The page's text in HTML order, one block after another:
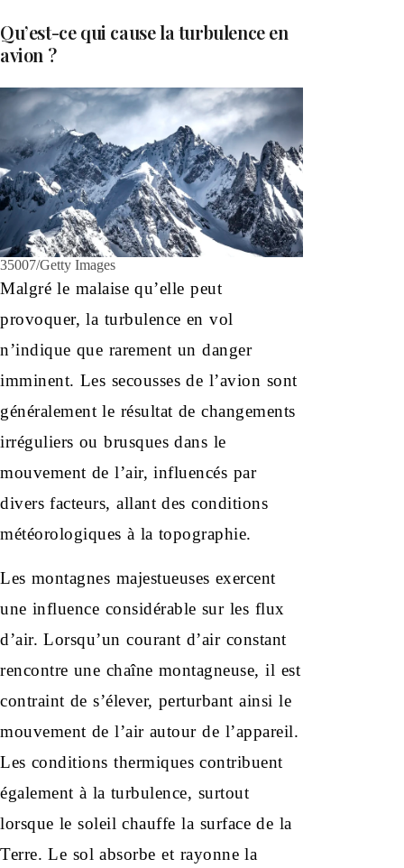
Qu’est-ce qui cause la turbulence en
avion ?
35007/Getty Images
Malgré le malaise qu’elle peut
provoquer, la turbulence en vol
n’indique que rarement un danger
imminent. Les secousses de l’avion sont
généralement le résultat de changements
irréguliers ou brusques dans le
mouvement de l’air, influencés par
divers facteurs, allant des conditions
météorologiques à la topographie.
Les montagnes majestueuses exercent
une influence considérable sur les flux
d’air. Lorsqu’un courant d’air constant
rencontre une chaîne montagneuse, il est
contraint de s’élever, perturbant ainsi le
mouvement de l’air autour de l’appareil.
Les conditions thermiques contribuent
également à la turbulence, surtout
lorsque le soleil chauffe la surface de la
Terre. Le sol absorbe et rayonne la